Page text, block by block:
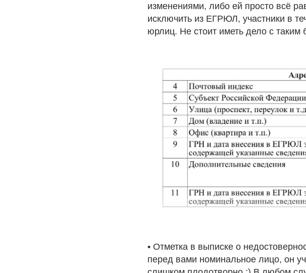
изменениями, либо ей просто всё
исключить из ЕГРЮЛ, участники в
юрлиц. Не стоит иметь дело с таким
• Отметка в выписке о
перед вами номинальное лицо, он